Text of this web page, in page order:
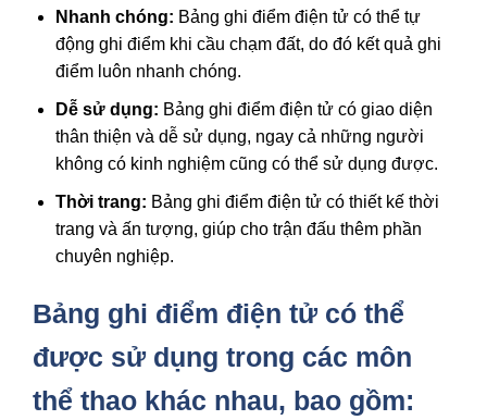
Nhanh chóng: Bảng ghi điểm điện tử có thể tự
động ghi điểm khi cầu chạm đất, do đó kết quả ghi
điểm luôn nhanh chóng.
Dễ sử dụng: Bảng ghi điểm điện tử có giao diện
thân thiện và dễ sử dụng, ngay cả những người
không có kinh nghiệm cũng có thể sử dụng được.
Thời trang: Bảng ghi điểm điện tử có thiết kế thời
trang và ấn tượng, giúp cho trận đấu thêm phần
chuyên nghiệp.
Bảng ghi điểm điện tử có thể
được sử dụng trong các môn
thể thao khác nhau, bao gồm: